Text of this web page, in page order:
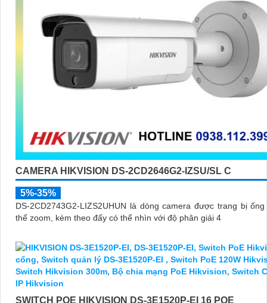
CAMERA HIKVISION DS-2CD2646G2-IZSU/SL C
5%-35%
DS-2CD2743G2-LIZS2UHUN là dòng camera được trang bị
thể zoom, kèm theo đấy có thể nhìn với độ phân giải 4
SWITCH POE HIKVISION DS-3E1520P-EI 16 POE